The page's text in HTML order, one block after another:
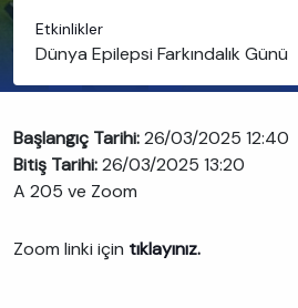
Etkinlikler
Dünya Epilepsi Farkındalık Günü
Başlangıç Tarihi:26/03/2025 12:40
Bitiş Tarihi:26/03/2025 13:20
A 205 ve Zoom
Zoom linki için tıklayınız.